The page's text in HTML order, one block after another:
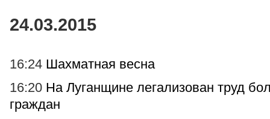
24.03.2015
16:24 Шахматная весна
16:20 На Луганщине легализован труд
граждан